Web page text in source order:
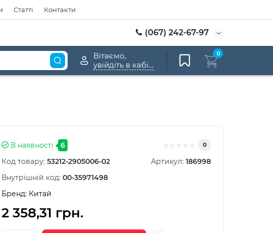
Статті Контакти
(067) 242-67-97
Вітаємо,
увійдіть в кабінет
0
В наявності 6 0
Код товару: 53212-2905006-02 Артикул: 186998
Внутрішній код: 00-35971498
Бренд: Китай
2 358,31 грн.